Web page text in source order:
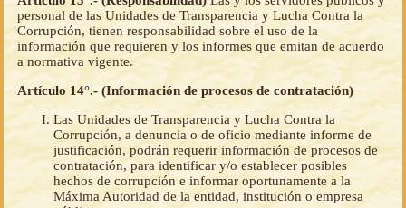
personal de las Unidades de Transparencia y Lucha Contra la
Corrupción, tienen responsabilidad sobre el uso de la
información que requieren y los informes que emitan de acuerdo
a normativa vigente.
Artículo 14°.- (Información de procesos de contratación)
Las Unidades de Transparencia y Lucha Contra la
Corrupción, a denuncia o de oficio mediante informe de
justificación, podrán requerir información de procesos de
contratación, para identificar y/o establecer posibles
hechos de corrupción e informar oportunamente a la
Máxima Autoridad de la entidad, institución o empresa